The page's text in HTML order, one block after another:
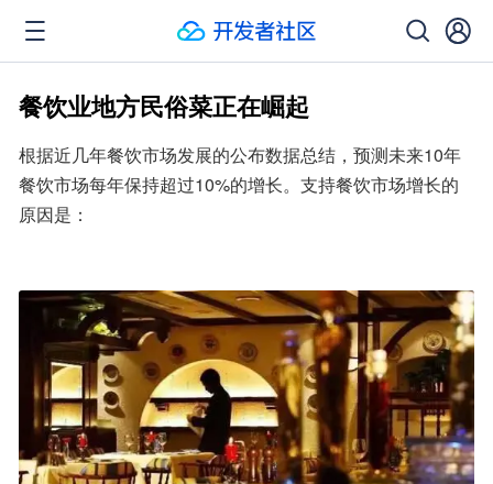
餐饮业地方民俗菜正在崛起
根据近几年餐饮市场发展的公布数据总结，预测未来10年
餐饮市场每年保持超过10%的增长。支持餐饮市场增长的
原因是：